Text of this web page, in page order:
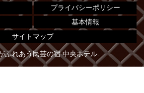
プライバシーポリシー
基本情報
サイトマップ
ふれあう民芸の宿 中央ホテル.